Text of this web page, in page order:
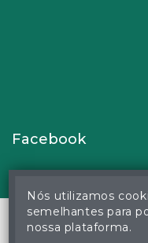
Facebook
Nós utilizamos
semelhantes para
nossa plataforma.